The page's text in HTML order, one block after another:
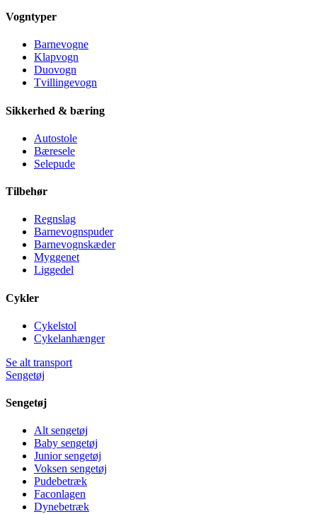
Vogntyper
Barnevogne
Klapvogn
Duovogn
Tvillingevogn
Sikkerhed & bæring
Autostole
Bæresele
Selepude
Tilbehør
Regnslag
Barnevognspuder
Barnevognskæder
Myggenet
Liggedel
Cykler
Cykelstol
Cykelanhænger
Se alt transport
Sengetøj
Sengetøj
Alt sengetøj
Baby sengetøj
Junior sengetøj
Voksen sengetøj
Pudebetræk
Faconlagen
Dynebetræk